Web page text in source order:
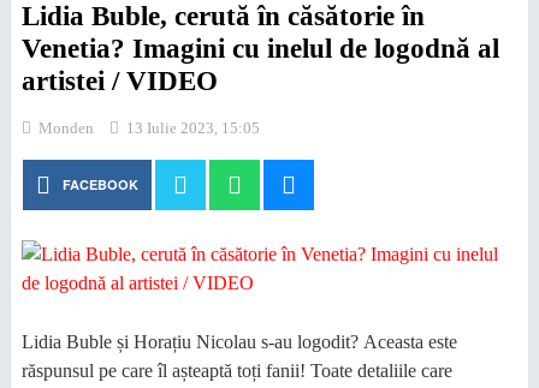
Lidia Buble, cerută în căsătorie în
Venetia? Imagini cu inelul de logodnă al
artistei / VIDEO
Monden 13 Iulie 2023, 15:05
FACEBOOK
Lidia Buble și Horațiu Nicolau s-au logodit? Aceasta este
răspunsul pe care îl așteaptă toți fanii! Toate detaliile care